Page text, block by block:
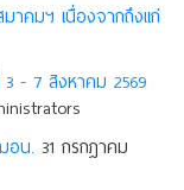
าคมฯ เนื่องจากถึงแก่
3 - 7 สิงหาคม 2569
อน. 31 กรกฎาคม